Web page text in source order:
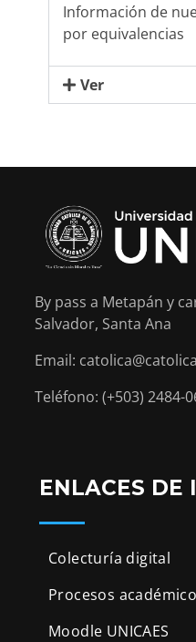
Información de
por equivalencias
Ver
By pass a Metapán y
Salvador, Santa Ana
Email:
Teléfono: (+503) 2484-
ENLACES DE
Colecturía digital
Procesos
Moodle UNICAES